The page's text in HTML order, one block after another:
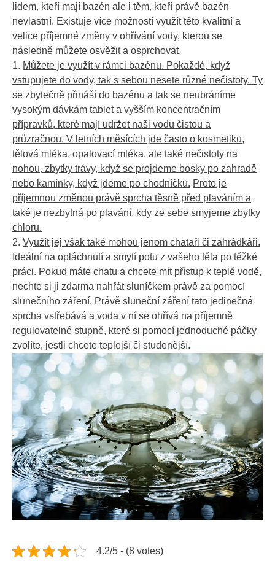
lidem, kteří mají bazén ale i těm, kteří právě bazén
nevlastní. Existuje více možností využít této kvalitní a
velice příjemné změny v ohřívání vody, kterou se
následně můžete osvěžit a osprchovat.
1. Můžete je využít v rámci bazénu. Pokaždé, když
vstupujete do vody, tak s sebou nesete různé nečistoty. Ty
se zbytečně přináší do bazénu a tak se neubráníme
vysokým dávkám tablet a vyšším koncentračním
přípravků, které mají udržet naši vodu čistou a
průzračnou. V letních měsících jde často o kosmetiku,
tělová mléka, opalovací mléka, ale také nečistoty na
nohou, zbytky trávy, když se projdeme bosky po zahradě
nebo kamínky, když jdeme po chodníčku. Proto je
příjemnou změnou právě sprcha těsně před plaváním a
také je nezbytná po plavání, kdy ze sebe smyjeme zbytky
chloru.
2. Využít jej však také mohou jenom chataři či zahrádkáři.
Ideální na opláchnutí a smytí potu z vašeho těla po těžké
práci. Pokud máte chatu a chcete mít přístup k teplé vodě,
nechte si ji zdarma nahřát sluníčkem právě za pomocí
slunečního záření. Právě sluneční záření tato jedinečná
sprcha vstřebává a voda v ní se ohřívá na příjemně
regulovatelné stupně, které si pomocí jednoduché páčky
zvolíte, jestli chcete teplejší či studenější.
4.2/5 - (8 votes)